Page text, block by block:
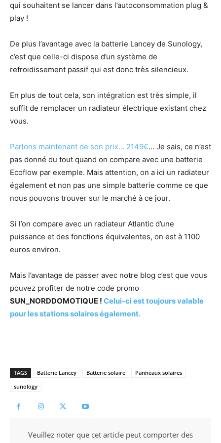
qui souhaitent se lancer dans l’autoconsommation plug &
play !
De plus l’avantage avec la batterie Lancey de Sunology,
c’est que celle-ci dispose d’un système de
refroidissement passif qui est donc très silencieux.
En plus de tout cela, son intégration est très simple, il
suffit de remplacer un radiateur électrique existant chez
vous.
Parlons maintenant de son prix… 2149€… Je sais, ce n’est
pas donné du tout quand on compare avec une batterie
Ecoflow par exemple. Mais attention, on a ici un radiateur
également et non pas une simple batterie comme ce que
nous pouvons trouver sur le marché à ce jour.
Si l’on compare avec un radiateur Atlantic d’une
puissance et des fonctions équivalentes, on est à 1100
euros environ.
Mais l’avantage de passer avec notre blog c’est que vous
pouvez profiter de notre code promo
SUN_NORDDOMOTIQUE ! Celui-ci est toujours valable
pour les stations solaires également.
TAGS Batterie Lancey Batterie solaire
Panneaux solaires
sunology
Veuillez noter que cet article peut comporter des